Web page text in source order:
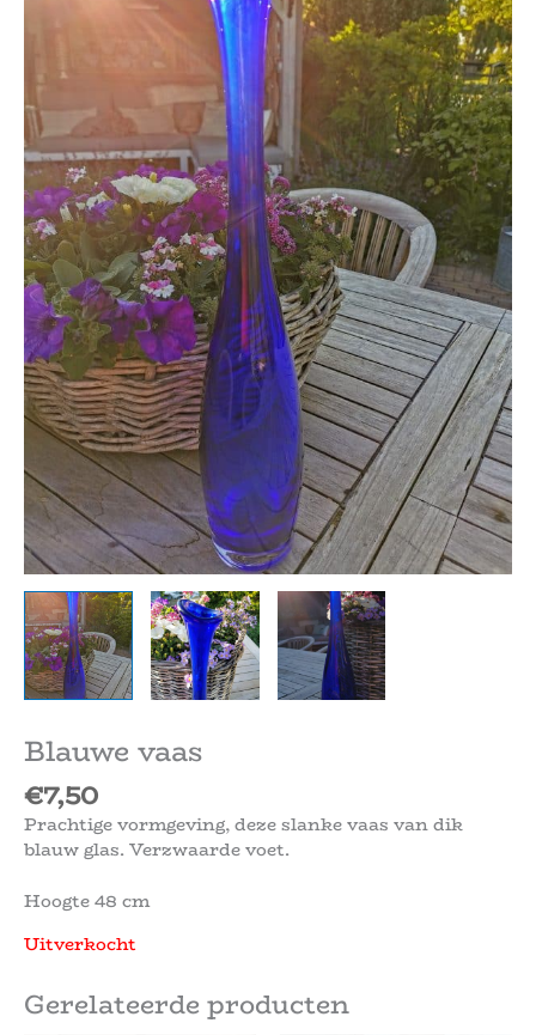
Blauwe vaas
€7,50
Prachtige vormgeving, deze slanke vaas van dik
blauw glas. Verzwaarde voet.
Hoogte 48 cm
Uitverkocht
Gerelateerde producten